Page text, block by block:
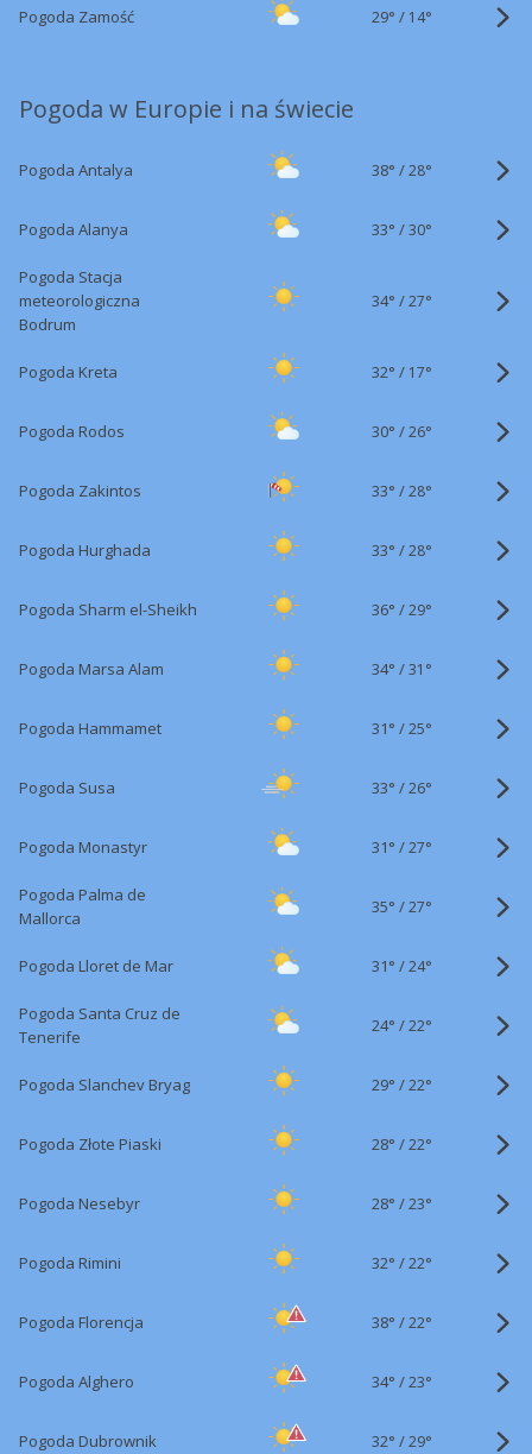
Pogoda Zamość 29° / 14°
Pogoda w Europie i na świecie
Pogoda Antalya 38° /28°
Pogoda Alanya 33° /30°
Pogoda Stacja
meteorologiczna
Bodrum
34° /27°
Pogoda Kreta 32° / 17°
Pogoda Rodos 30° /26°
Pogoda Zakintos 33° /28°
Pogoda Hurghada 33° /28°
Pogoda Sharm el-Sheikh 36° /29°
Pogoda Marsa Alam 34° /31°
Pogoda Hammamet 31° /25°
Pogoda Susa 33° /26°
Pogoda Monastyr 31° /27°
Pogoda Palma de
Mallorca
35° /27°
Pogoda Lloret de Mar 31° /24°
Pogoda Santa Cruz de
Tenerife
24° /22°
Pogoda Slanchev Bryag 29° /22°
Pogoda Złote Piaski 28° /22°
Pogoda Nesebyr 28° /23°
Pogoda Rimini 32° /22°
Pogoda Florencja 38° /22°
Pogoda Alghero 34° /23°
Pogoda Dubrownik 32° /29°